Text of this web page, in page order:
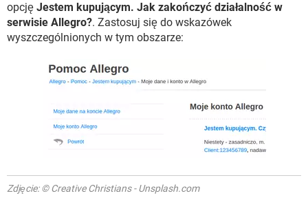
opcję Jestem kupującym. Jak zakończyć działalność w
serwisie Allegro?. Zastosuj się do wskazówek
wyszczególnionych w tym obszarze:
Zdjęcie: © Creative Christians - Unsplash.com